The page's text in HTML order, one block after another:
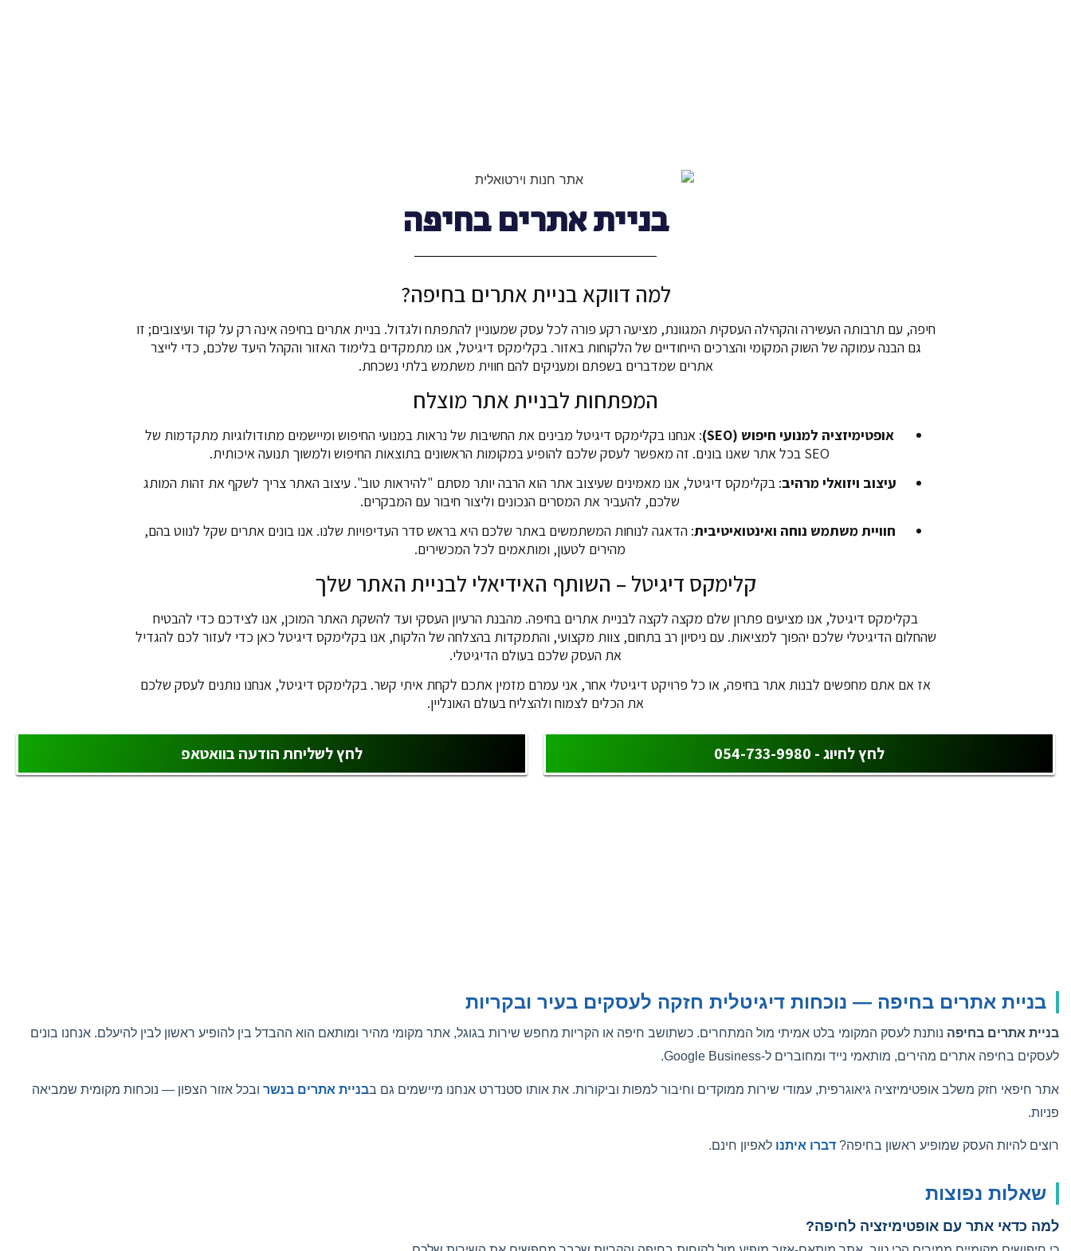
בניית אתרים בחיפה
למה דווקא בניית אתרים בחיפה?
חיפה, עם תרבותה העשירה והקהילה העסקית המגוונת, מציעה רקע פורה לכל עסק שמעוניין להתפתח ולגדול. בניית אתרים בחיפה אינה רק על קוד ועיצובים; זו
גם הבנה עמוקה של השוק המקומי והצרכים הייחודיים של הלקוחות באזור. בקלימקס דיגיטל, אנו מתמקדים בלימוד האזור והקהל היעד שלכם, כדי לייצר
אתרים שמדברים בשפתם ומעניקים להם חווית משתמש בלתי נשכחת.
המפתחות לבניית אתר מוצלח
אופטימיזציה למנועי חיפוש (SEO)
: אנחנו בקלימקס דיגיטל מבינים את החשיבות של נראות במנועי החיפוש ומיישמים מתודולוגיות מתקדמות של
SEO בכל אתר שאנו בונים. זה מאפשר לעסק שלכם להופיע במקומות הראשונים בתוצאות החיפוש ולמשוך תנועה איכותית.
עיצוב ויזואלי מרהיב: בקלימקס דיגיטל, אנו מאמינים שעיצוב אתר הוא הרבה יותר מסתם "להיראות טוב". עיצוב האתר צריך לשקף את זהות המותג
שלכם, להעביר את המסרים הנכונים וליצור חיבור עם המבקרים.
חוויית משתמש נוחה ואינטואיטיבית: הדאגה לנוחות המשתמשים באתר שלכם היא בראש סדר העדיפויות שלנו. אנו בונים אתרים שקל לנווט בהם,
מהירים לטעון, ומותאמים לכל המכשירים.
קלימקס דיגיטל – השותף האידיאלי לבניית האתר שלך
בקלימקס דיגיטל, אנו מציעים פתרון שלם מקצה לקצה לבניית אתרים בחיפה. מהבנת הרעיון העסקי ועד להשקת האתר המוכן, אנו לצידכם כדי להבטיח
שהחלום הדיגיטלי שלכם יהפוך למציאות. עם ניסיון רב בתחום, צוות מקצועי, והתמקדות בהצלחה של הלקוח, אנו בקלימקס דיגיטל כאן כדי לעזור לכם להגדיל
את העסק שלכם בעולם הדיגיטלי.
אז אם אתם מחפשים לבנות אתר בחיפה, או כל פרויקט דיגיטלי אחר, אני עמרם מזמין אתכם לקחת איתי קשר. בקלימקס דיגיטל, אנחנו נותנים לעסק שלכם
את הכלים לצמוח ולהצליח בעולם האונליין.
לחץ לחיוג - 054-733-9980 לחץ לשליחת הודעה בוואטאפ
בניית אתרים בחיפה — נוכחות דיגיטלית חזקה לעסקים בעיר ובקריות
בניית אתרים בחיפה נותנת לעסק המקומי בלט אמיתי מול המתחרים. כשתושב חיפה או הקריות מחפש שירות בגוגל, אתר מקומי מהיר ומותאם הוא ההבדל בין להופיע ראשון לבין להיעלם. אנחנו בונים
לעסקים בחיפה אתרים מהירים, מותאמי נייד ומחוברים ל-Google Business.
אתר חיפאי חזק משלב אופטימיזציה גיאוגרפית, עמודי שירות ממוקדים וחיבור למפות וביקורות. את אותו סטנדרט אנחנו מיישמים גם בבניית אתרים בנשר ובכל אזור הצפון — נוכחות מקומית שמביאה
פניות.
רוצים להיות העסק שמופיע ראשון בחיפה? דברו איתנו לאפיון חינם.
שאלות נפוצות
למה כדאי אתר עם אופטימיזציה לחיפה?